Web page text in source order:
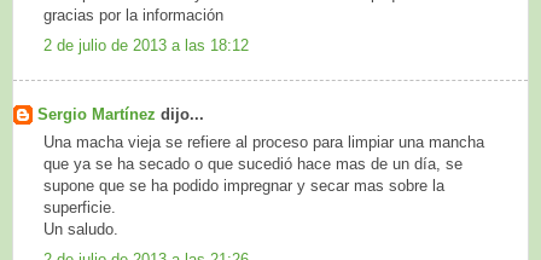
gracias por la información
2 de julio de 2013 a las 18:12
Sergio Martínez dijo...
Una macha vieja se refiere al proceso para limpiar una mancha
que ya se ha secado o que sucedió hace mas de un día, se
supone que se ha podido impregnar y secar mas sobre la
superficie.
Un saludo.